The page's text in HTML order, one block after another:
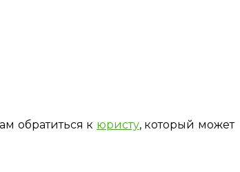
обратиться к юристу, который может